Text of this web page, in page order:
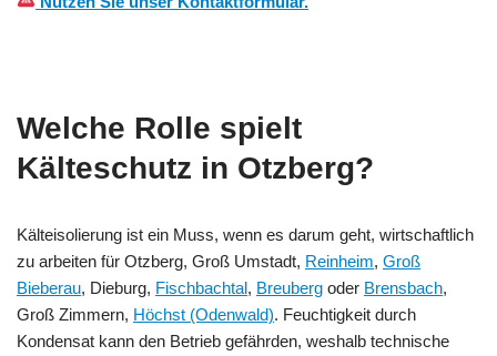
Welche Rolle spielt
Kälteschutz in Otzberg?
Kälteisolierung ist ein Muss, wenn es darum geht, wirtschaftlich
zu arbeiten für Otzberg, Groß Umstadt, Reinheim, Groß
Bieberau, Dieburg, Fischbachtal, Breuberg oder Brensbach,
Groß Zimmern, Höchst (Odenwald). Feuchtigkeit durch
Kondensat kann den Betrieb gefährden, weshalb technische